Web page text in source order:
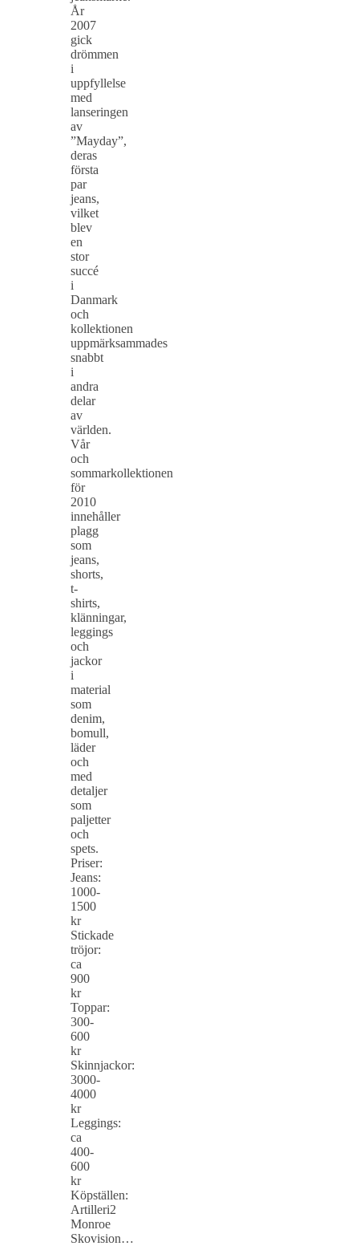
År
2007
gick
drömmen
i
uppfyllelse
med
lanseringen
av
”Mayday”,
deras
första
par
jeans,
vilket
blev
en
stor
succé
i
Danmark
och
kollektionen
uppmärksammades
snabbt
i
andra
delar
av
världen.
Vår
och
sommarkollektionen
för
2010
innehåller
plagg
som
jeans,
shorts,
t-
shirts,
klänningar,
leggings
och
jackor
i
material
som
denim,
bomull,
läder
och
med
detaljer
som
paljetter
och
spets.
Priser:
Jeans:
1000-
1500
kr
Stickade
tröjor:
ca
900
kr
Toppar:
300-
600
kr
Skinnjackor:
3000-
4000
kr
Leggings:
ca
400-
600
kr
Köpställen:
Artilleri2
Monroe
Skovision…